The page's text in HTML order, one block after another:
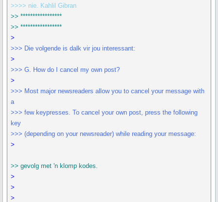
>>>> nie. Kahlil Gibran
>> *****************
>> *****************
>
>>> Die volgende is dalk vir jou interessant:
>
>>> G. How do I cancel my own post?
>
>>> Most major newsreaders allow you to cancel your message with
a
>>> few keypresses. To cancel your own post, press the following
key
>>> (depending on your newsreader) while reading your message:
>
>> gevolg met 'n klomp kodes.
>
>
>